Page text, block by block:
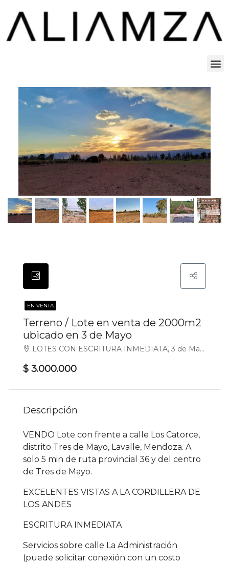
EN VENTA
Terreno / Lote en venta de 2000m2
ubicado en 3 de Mayo
LOTES CON ESCRITURA INMEDIATA, 3 de Mayo, Lavalle
$ 3.000.000
Descripción
VENDO Lote con frente a calle Los Catorce,
distrito Tres de Mayo, Lavalle, Mendoza. A
solo 5 min de ruta provincial 36 y del centro
de Tres de Mayo.
EXCELENTES VISTAS A LA CORDILLERA DE
LOS ANDES
ESCRITURA INMEDIATA
Servicios sobre calle La Administración
(puede solicitar conexión con un costo